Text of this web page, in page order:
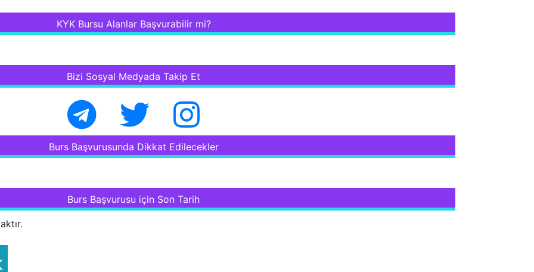
KYK Bursu Alanlar Başvurabilir mi?
Bizi Sosyal Medyada Takip Et
Burs Başvurusunda Dikkat Edilecekler
Burs Başvurusu için Son Tarih